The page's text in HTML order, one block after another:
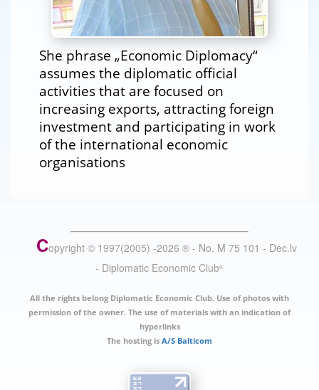
She phrase „Economic Diplomacy“
assumes the diplomatic official
activities that are focused on
increasing exports, attracting foreign
investment and participating in work
of the international economic
organisations
Copyright © 1997(2005) -2026 ® - No. M 75 101 - Dec.lv
- Diplomatic Economic Club®
All the rights belong Diplomatic Economic Club. Use of photos with
permission of the owner. The use of materials with an indication of
hyperlinks
The hosting is A/S Balticom